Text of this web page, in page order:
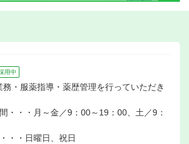
用中
・服薬指導・薬歴管理を行っていただき
・・・月～金／9：00～19：00、土／9：
・・日曜日、祝日